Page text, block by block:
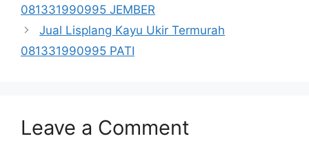
081331990995 JEMBER
Jual Lisplang Kayu Ukir Termurah
081331990995 PATI
Leave a Comment